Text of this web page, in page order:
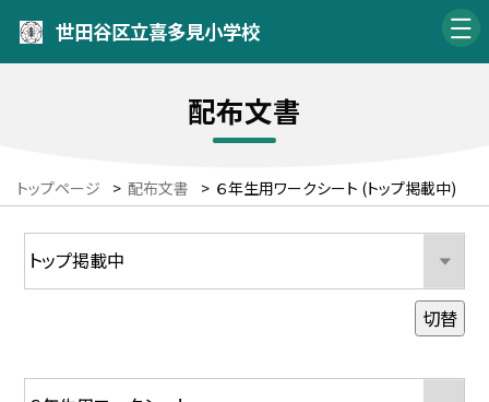
世田谷区立喜多見小学校
配布文書
トップページ > 配布文書 > ６年生用ワークシート (トップ掲載中)
切替